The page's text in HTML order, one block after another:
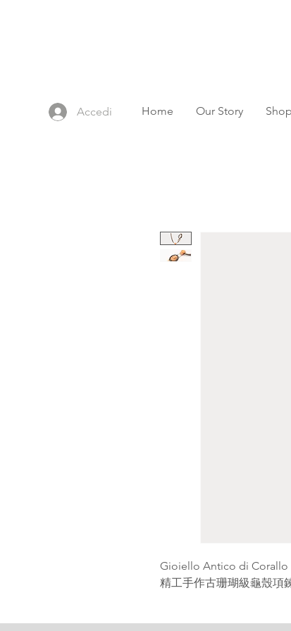
Accedi Home Our Story
Gioiello Antico di Corallo
精工手作古珊瑚級龜殼項